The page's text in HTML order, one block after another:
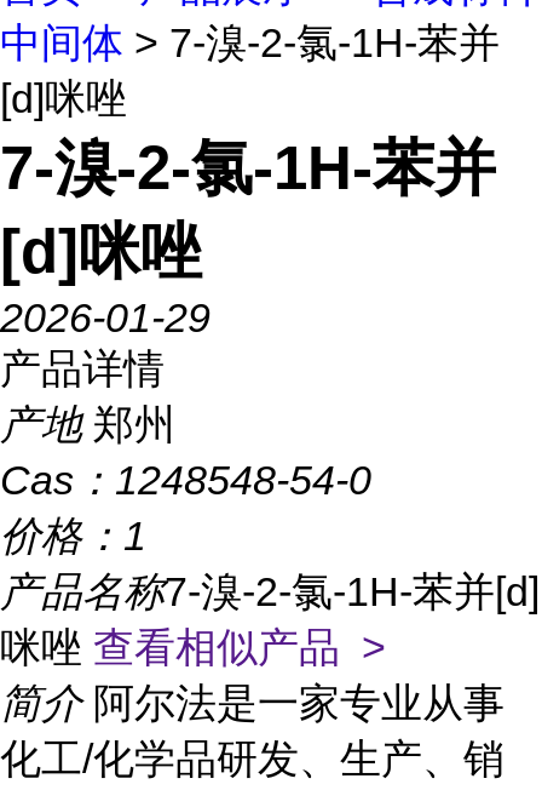
中间体 > 7-溴-2-氯-1H-苯并
[d]咪唑
7-溴-2-氯-1H-苯并
[d]咪唑
2026-01-29
产品详情
产地 郑州
Cas： 1248548-54-0
价格： 1
产品名称7-溴-2-氯-1H-苯并[d]
咪唑 查看相似产品 >
简介 阿尔法是一家专业从事
化工/化学品研发、生产、销